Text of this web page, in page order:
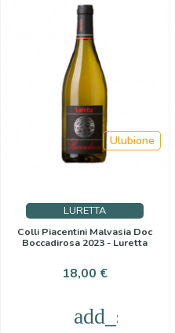
LURETTA
Colli Piacentini Malvasia Doc
Boccadirosa 2023 - Luretta
Cena
18,00 €
Ulubione